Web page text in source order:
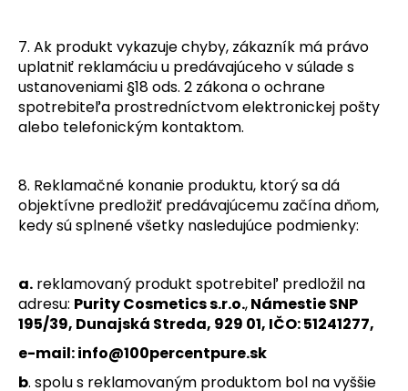
7. Ak produkt vykazuje chyby, zákazník má právo
uplatniť reklamáciu u predávajúceho v súlade s
ustanoveniami §18 ods. 2 zákona o ochrane
spotrebiteľa prostredníctvom elektronickej pošty
alebo telefonickým kontaktom.
8. Reklamačné konanie produktu, ktorý sa dá
objektívne predložiť predávajúcemu začína dňom,
kedy sú splnené všetky nasledujúce podmienky:
a. reklamovaný produkt spotrebiteľ predložil na
adresu: Purity Cosmetics s.r.o.,Námestie SNP
195/39, Dunajská Streda, 929 01, IČO: 51241277,
e-mail:info@100percentpure.sk
b. spolu s reklamovaným produktom bol na vyššie